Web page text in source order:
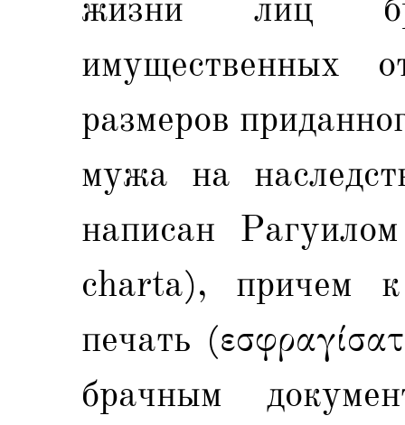
имущественных
размеров
мужа на
написан
charta), причем
печать
брачным